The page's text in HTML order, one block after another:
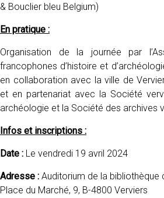
& Bouclier bleu Belgium)
En pratique :
Organisation de la journée par
francophones d’histoire et
en collaboration avec la ville de
et en partenariat avec la Société
archéologie et la Société des archives
Infos et inscriptions :
Date : Le vendredi 19 avril 2024
Adresse : Auditorium de la bibliothèque
Place du Marché, 9, B-4800 Verviers